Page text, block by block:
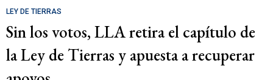
LEY DE TIERRAS
Sin los votos, LLA retira el capítulo de
la Ley de Tierras y apuesta a recuperar